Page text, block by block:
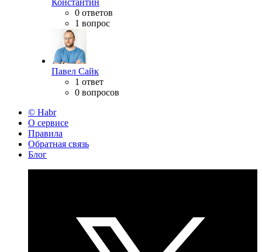
0 ответов
1 вопрос
Павел Сайк
1 ответ
0 вопросов
© Habr
О сервисе
Правила
Обратная связь
Блог